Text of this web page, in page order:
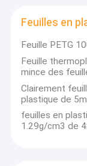
Visite d'usine
Contrôle de
Contactez-
Demandez
Feuilles en
Feuille PETG
Feuille
mince des
Clairement
plastique de
feuilles en
1.29g/cm3 de
Qui
Le MAÇON a
solutions sur un
Nous servons
pays. L'usine de